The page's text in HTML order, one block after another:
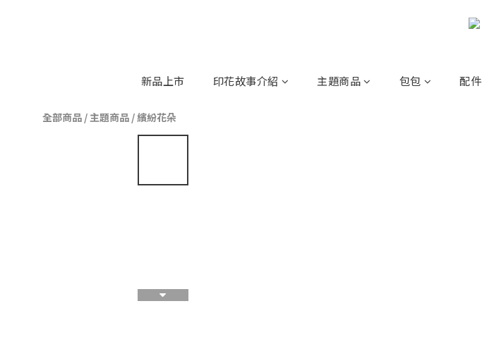
新品上市 印花故事介紹 主題商品 包包 配件
全部商品 /主題商品 /繽紛花朵